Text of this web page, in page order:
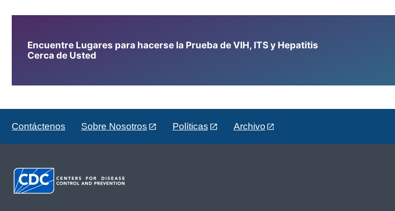
Encuentre Lugares para hacerse la Prueba de VIH, ITS y Hepatitis
Cerca de Usted
Contáctenos Sobre Nosotros Políticas Archivo